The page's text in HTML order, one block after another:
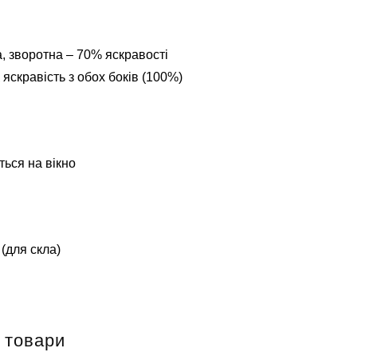
– 70% яскравості
з обох боків (100%)
на вікно
скла)
товари